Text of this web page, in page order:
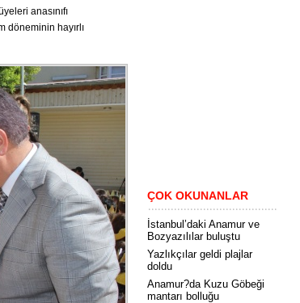
anasınıfı
döneminin hayırlı
ÇOK OKUNANLAR
İstanbul’daki Anamur ve
Bozyazılılar buluştu
Yazlıkçılar geldi plajlar
doldu
Anamur?da Kuzu Göbeği
mantarı bolluğu